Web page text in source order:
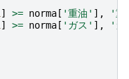
] >= norma [ '重油' ],
'重
] >= norma [ 'ガス' ], 'ガ